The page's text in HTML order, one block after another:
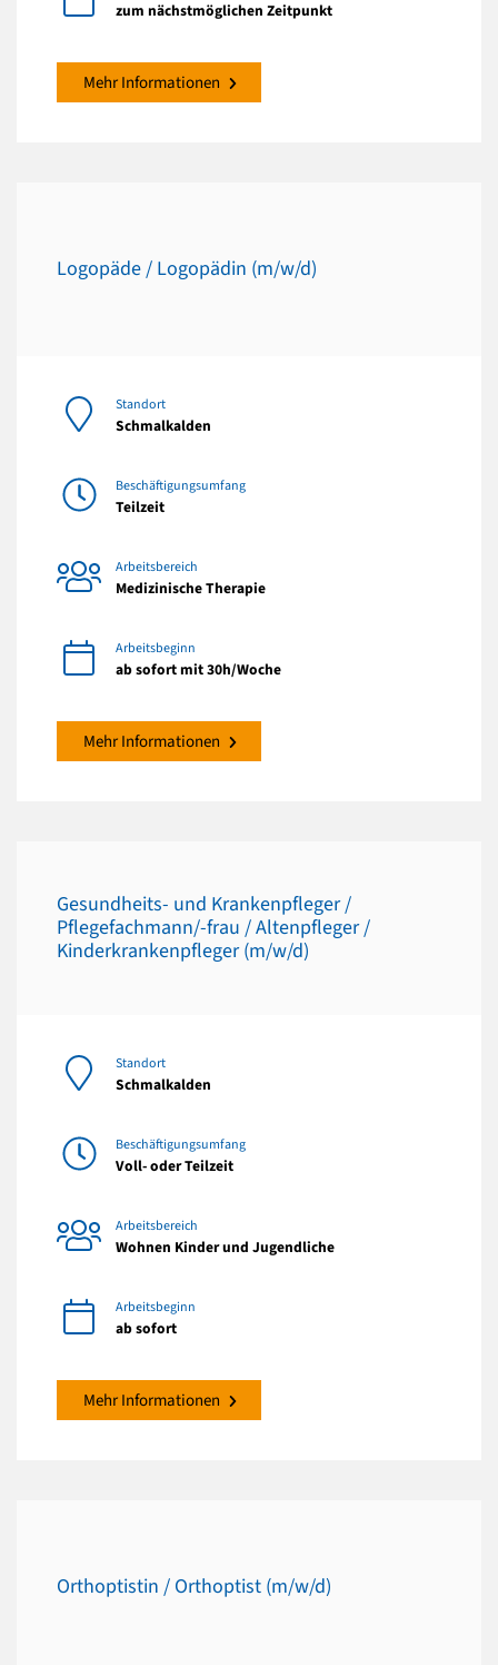
zum nächstmöglichen Zeitpunkt
Mehr Informationen
Logopäde / Logopädin (m/w/d)
Standort
Schmalkalden
Beschäftigungsumfang
Teilzeit
Arbeitsbereich
Medizinische Therapie
Arbeitsbeginn
ab sofort mit 30h/Woche
Mehr Informationen
Gesundheits- und Krankenpfleger /
Pflegefachmann/-frau / Altenpfleger /
Kinderkrankenpfleger (m/w/d)
Standort
Schmalkalden
Beschäftigungsumfang
Voll- oder Teilzeit
Arbeitsbereich
Wohnen Kinder und Jugendliche
Arbeitsbeginn
ab sofort
Mehr Informationen
Orthoptistin / Orthoptist (m/w/d)